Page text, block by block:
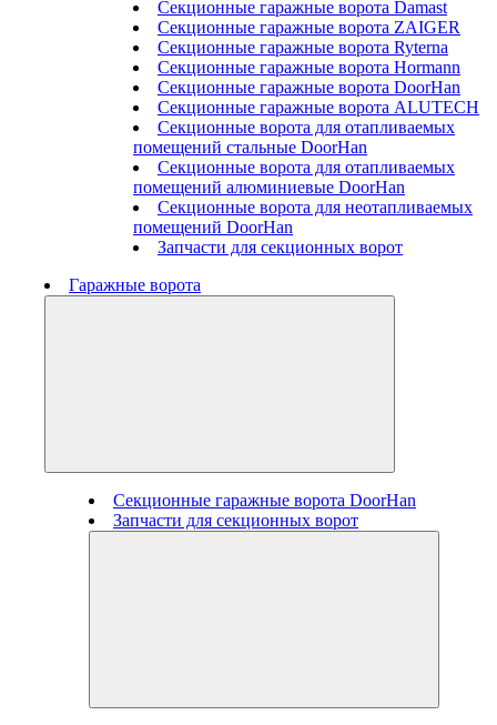
Секционные гаражные ворота Damast
Секционные гаражные ворота ZAIGER
Секционные гаражные ворота Ryterna
Секционные гаражные ворота Hormann
Секционные гаражные ворота DoorHan
Секционные гаражные ворота ALUTECH
Секционные ворота для отапливаемых
помещений стальные DoorHan
Секционные ворота для отапливаемых
помещений алюминиевые DoorHan
Секционные ворота для неотапливаемых
помещений DoorHan
Запчасти для секционных ворот
Гаражные ворота
Секционные гаражные ворота DoorHan
Запчасти для секционных ворот